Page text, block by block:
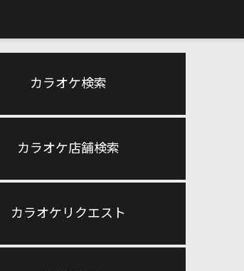
カラオケ検索
カラオケ店舗検索
カラオケリクエスト